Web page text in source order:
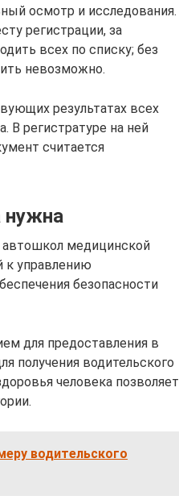
осмотр и исследования.
регистрации, за
всех по списку; без
невозможно.
результатах всех
В регистратуре на ней
считается
нужна
автошкол медицинской
к управлению
безопасности
для предоставления в
получения водительского
человека позволяет
водительского